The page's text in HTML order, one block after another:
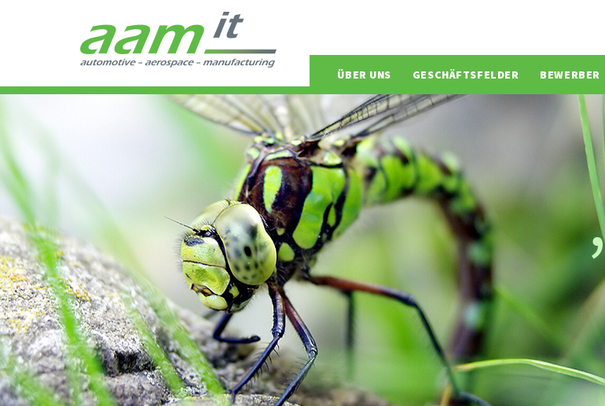
ÜBER UNS GESCHÄFTSFELDER BEWERBER